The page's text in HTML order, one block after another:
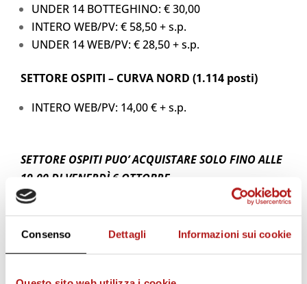
Consenso Dettagli Informazioni sui cookie
UNDER 14 BOTTEGHINO: € 30,00
INTERO WEB/PV: € 58,50 + s.p.
UNDER 14 WEB/PV: € 28,50 + s.p.
SETTORE OSPITI – CURVA NORD (1.114 posti)
INTERO WEB/PV: 14,00 € + s.p.
SETTORE OSPITI PUO’ ACQUISTARE SOLO FINO ALLE
19.00 DI VENERDÌ 6 OTTOBRE.
In sede a Cittadella (Via Ca’ Dai Pase) NESSUNA
Per bambini sotto i 3 anninon è necessario